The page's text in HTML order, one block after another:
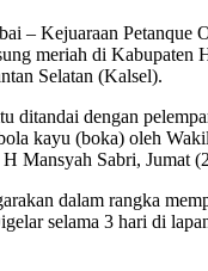
– Kejuaraan Petanque
meriah di Kabupaten
Selatan (Kalsel).
ditandai dengan
kayu (boka) oleh
Mansyah Sabri, Jumat
dalam rangka
selama 3 hari di